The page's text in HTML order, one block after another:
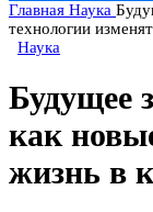
Главная Наука
технологии
Наука
Будущее
как
жизнь в